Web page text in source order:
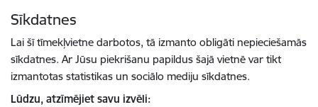
Sīkdatnes
Lai šī tīmekļvietne darbotos, tā izmanto obligāti nepieciešamās
sīkdatnes. Ar Jūsu piekrišanu papildus šajā vietnē var tikt
izmantotas statistikas un sociālo mediju sīkdatnes.
Lūdzu, atzīmējiet savu izvēli: